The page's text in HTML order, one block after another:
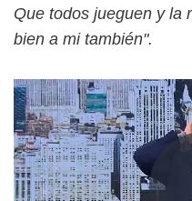
Que todos jueguen y la
bien a mi también".